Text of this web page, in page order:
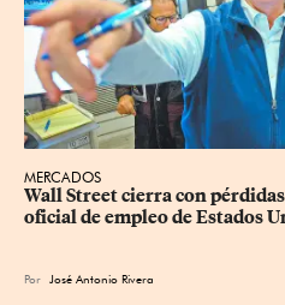
MERCADOS
Wall Street cierra con
oficial de empleo de Estados
Por José Antonio Rivera